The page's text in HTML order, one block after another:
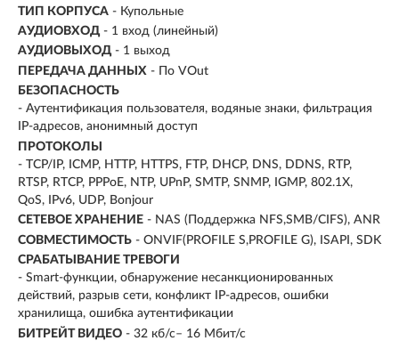
ТИП КОРПУСА - Купольные
АУДИОВХОД - 1 вход (линейный)
АУДИОВЫХОД - 1 выход
ПЕРЕДАЧА ДАННЫХ - По VOut
БЕЗОПАСНОСТЬ
- Аутентификация пользователя, водяные знаки, фильтрация
IP-адресов, анонимный доступ
ПРОТОКОЛЫ
- TCP/IP, ICMP, HTTP, HTTPS, FTP, DHCP, DNS, DDNS, RTP,
RTSP, RTCP, PPPoE, NTP, UPnP, SMTP, SNMP, IGMP, 802.1X,
QoS, IPv6, UDP, Bonjour
СЕТЕВОЕ ХРАНЕНИЕ - NAS (Поддержка NFS,SMB/CIFS), ANR
СОВМЕСТИМОСТЬ - ONVIF(PROFILE S,PROFILE G), ISAPI, SDK
СРАБАТЫВАНИЕ ТРЕВОГИ
- Smart-функции, обнаружение несанкционированных
действий, разрыв сети, конфликт IP-адресов, ошибки
хранилища, ошибка аутентификации
БИТРЕЙТ ВИДЕО - 32 кб/с– 16 Мбит/с